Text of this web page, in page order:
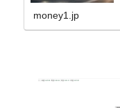
money1.jp